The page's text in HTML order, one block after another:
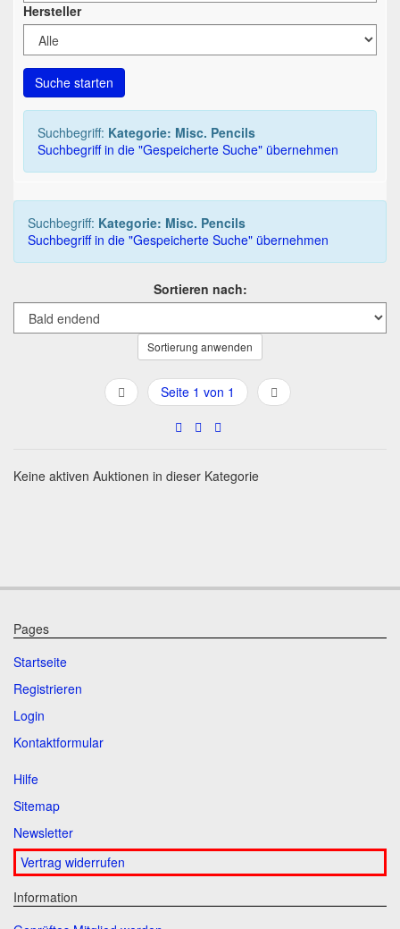
Hersteller
Suche starten
Suchbegriff: Kategorie: Misc. Pencils
Suchbegriff in die "Gespeicherte Suche" übernehmen
Suchbegriff: Kategorie: Misc. Pencils
Suchbegriff in die "Gespeicherte Suche" übernehmen
Sortieren nach:
Sortierung anwenden
Seite 1 von 1
Keine aktiven Auktionen in dieser Kategorie
Pages
Startseite
Registrieren
Login
Kontaktformular
Hilfe
Sitemap
Newsletter
Vertrag widerrufen
Information